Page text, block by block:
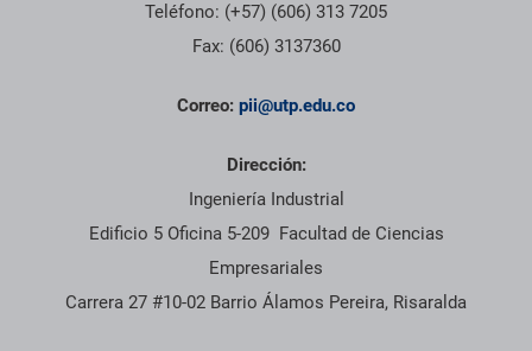
Teléfono: (+57) (606) 313 7205
Fax: (606) 3137360
Correo: pii@utp.edu.co
Dirección:
Ingeniería Industrial
Edificio 5 Oficina 5-209 Facultad de Ciencias
Empresariales
Carrera 27 #10-02 Barrio Álamos Pereira, Risaralda